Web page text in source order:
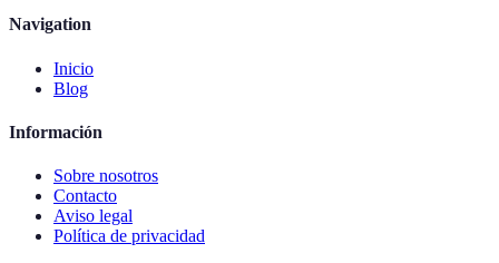
Navigation
Inicio
Blog
Información
Sobre nosotros
Contacto
Aviso legal
Política de privacidad